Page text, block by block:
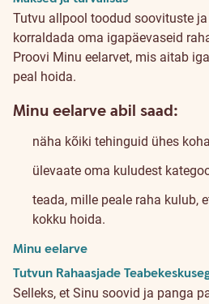
Tutvu allpool toodud soovituste
korraldada oma igapäevaseid
Proovi Minu eelarvet, mis aitab
peal hoida.
Minu eelarve abil saad:
näha kõiki tehinguid ühes
ülevaate oma kuludest
teada, mille peale raha kulub,
kokku hoida.
Minu eelarve
Tutvun Rahaasjade
Selleks, et Sinu soovid ja panga